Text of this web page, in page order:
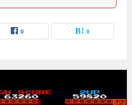
0 0